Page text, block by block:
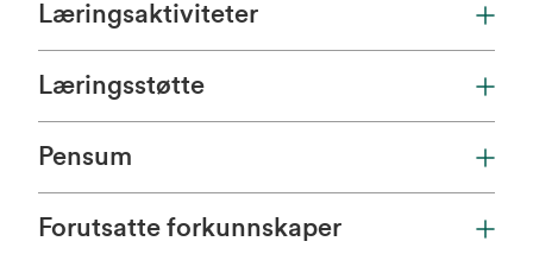
Læringsaktiviteter
Læringsstøtte
Pensum
Forutsatte forkunnskaper